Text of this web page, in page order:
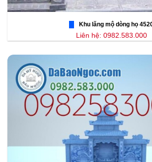
Khu lăng mộ dòng họ
Liên hệ: 0982.583.000